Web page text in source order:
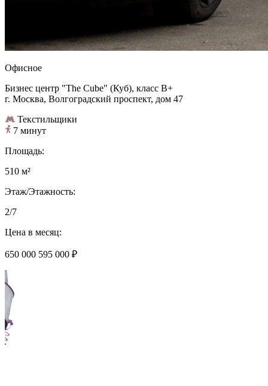
Офисное
Бизнес центр "The Cube" (Куб), класс B+
г. Москва, Волгоградский проспект, дом 47
Текстильщики
7 минут
Площадь:
510 м²
Этаж/Этажность:
2/7
Цена в месяц:
650 000 595 000 ₽